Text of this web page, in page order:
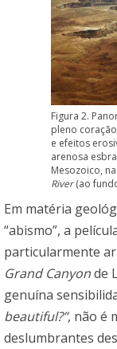
Figura 2.
pleno
e efeitos
arenosa
Mesozoico,
River(ao
Em matéria
“abismo”, a
particularmente
Grand Canyonde
genuína
beautiful?”, não é
deslumbrantes